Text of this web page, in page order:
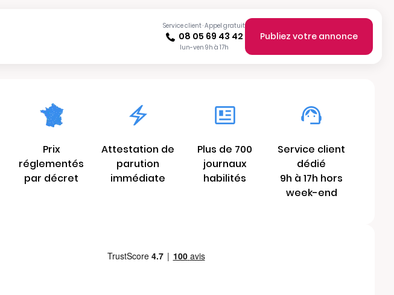
Service client · Appel gratuit
08 05 69 43 42
lun-ven 9h à 17h
Publiez votre annonce
Prix
réglementés
par décret
Attestation de
parution
immédiate
Plus de 700
journaux
habilités
Service client
dédié
9h à 17h hors
week-end